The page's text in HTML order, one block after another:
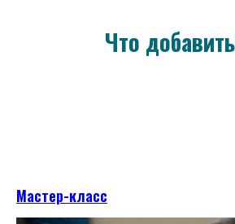
Что
Мастер-класс